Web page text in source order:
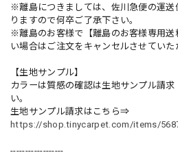
※離島につきましては、佐川急便の運送
りますので何卒ご了承下さい。
※離島のお客様で【離島のお客様専用送
い場合はご注文をキャンセルさせていた
【生地サンプル】
カラーは質感の確認は生地サンプル請
い。
生地サンプル請求はこちら⇒
https://shop.tinycarpet.com/items/
------------------